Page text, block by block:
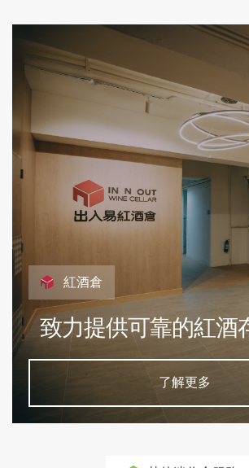
紅酒倉
致力提供可靠的紅酒
了解更多